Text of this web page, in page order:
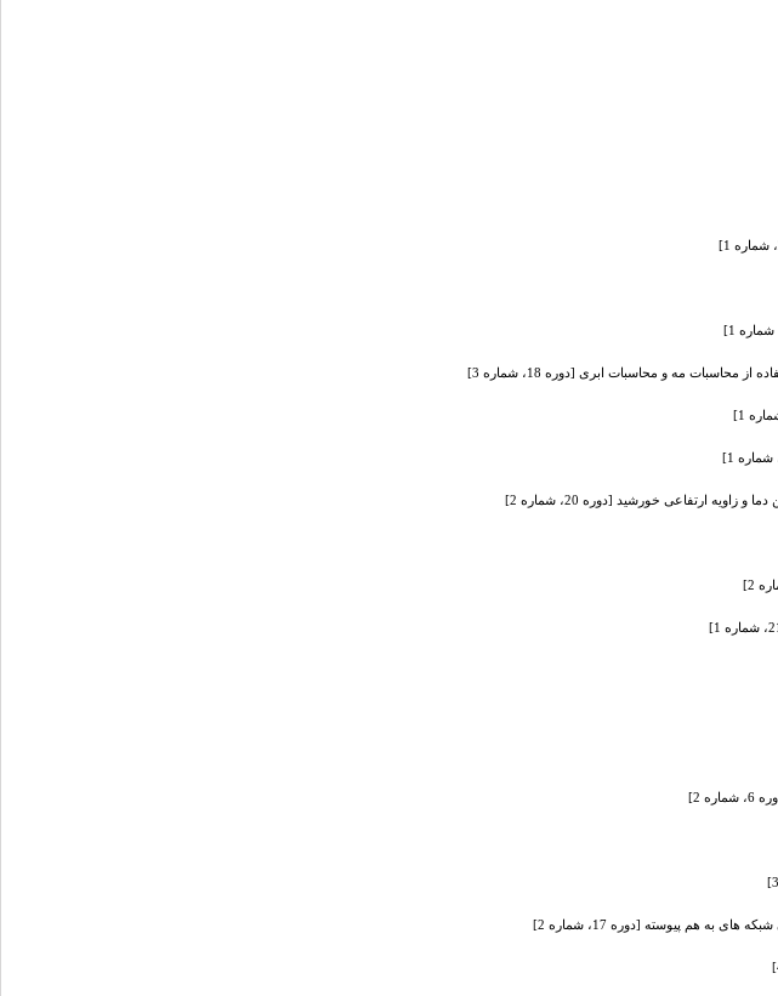
محاسبات مه و محاسبات ابری [دوره 18، شماره 3]
هم پیوسته [دوره 17، شماره 2]